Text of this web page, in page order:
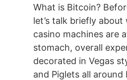
What is Bitcoin?
let’s talk briefly
casino machines are
stomach, overall
decorated in Vegas
and Piglets all